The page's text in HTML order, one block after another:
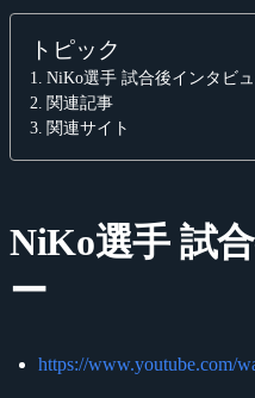
トピック
NiKo選手 試合後インタビ
関連記事
関連サイト
NiKo選手 試
ー
https://www.youtube.com/